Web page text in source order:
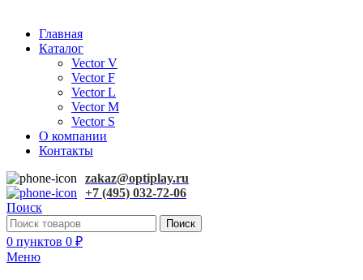
Главная
Каталог
Vector V
Vector F
Vector L
Vector M
Vector S
О компании
Контакты
zakaz@optiplay.ru
+7 (495) 032-72-06
Поиск
Поиск
0 пунктов 0 ₽
Меню